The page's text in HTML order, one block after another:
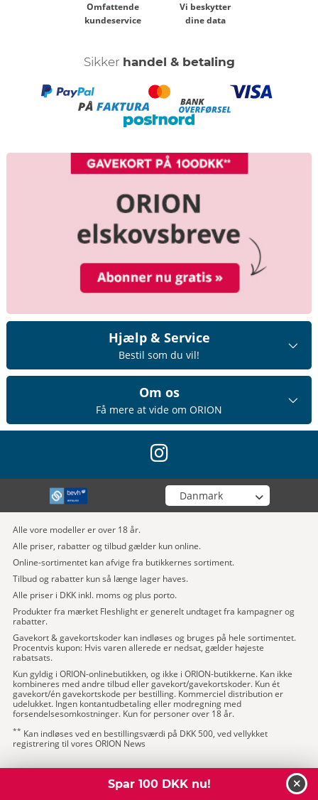
Omfattende
kundeservice
Vi beskytter
dine data
Sikker handel & betaling
Hjælp & Service
Bestil som du vil!
Om os
Få mere at vide om ORION
instagram
Vælg din butik
Alle vore modeller er over 18 år.
Alle priser, rabatter og tilbud gælder kun online.
Online-sortimentet kan afvige fra butikkernes sortiment.
Tilbud og rabatter kun så længe lager haves.
Alle priser i DKK inkl. moms og plus porto.
Produkter fra mærket Fleshlight er generelt undtaget fra kampagner og
rabatter.
Gavekort & gavekortskoder kan indløses og bruges på hele sortimentet.
Procentvis kupon: Hvis varen allerede er nedsat, gælder højeste
rabatsats.
Kun gyldig i ORION-onlinebutikken, og ikke i ORION-butikkerne. Kan ikke
kombineres med andre tilbud eller gavekort/gavekortskoder. Kun ét
gavekort/én gavekortskode per bestilling. Kommerciel distribution er
udelukket. Ingen kontantudbetaling eller modregning med
forsendelsesomkostninger. Kun for personer over 18 år.
** Kan indløses ved en bestillingsværdi på DKK 500, ved vellykket
registrering til vores ORION News
Spar 100 DKK nu! luk